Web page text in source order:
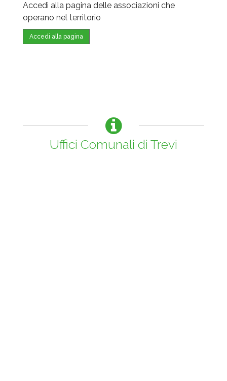
Accedi alla pagina delle associazioni che
operano nel territorio
Accedi alla pagina
Uffici Comunali di Trevi